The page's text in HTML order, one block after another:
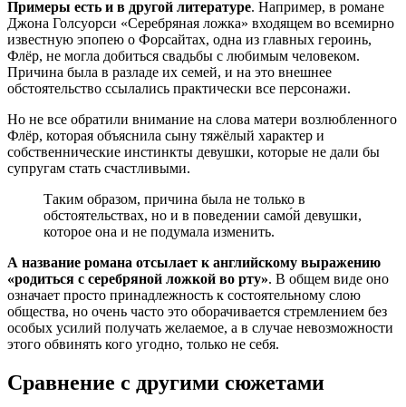
Примеры есть и в другой литературе. Например, в романе
Джона Голсуорси «Серебряная ложка» входящем во всемирно
известную эпопею о Форсайтах, одна из главных героинь,
Флёр, не могла добиться свадьбы с любимым человеком.
Причина была в разладе их семей, и на это внешнее
обстоятельство ссылались практически все персонажи.
Но не все обратили внимание на слова матери возлюбленного
Флёр, которая объяснила сыну тяжёлый характер и
собственнические инстинкты девушки, которые не дали бы
супругам стать счастливыми.
Таким образом, причина была не только в
обстоятельствах, но и в поведении само́й девушки,
которое она и не подумала изменить.
А название романа отсылает к английскому выражению
«родиться с серебряной ложкой во рту». В общем виде оно
означает просто принадлежность к состоятельному слою
общества, но очень часто это оборачивается стремлением без
особых усилий получать желаемое, а в случае невозможности
этого обвинять кого угодно, только не себя.
Сравнение с другими сюжетами